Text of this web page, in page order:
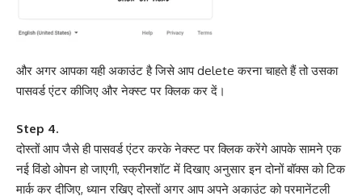
और अगर आपका यही अकाउंट है जिसे आप delete करना चाहते हैं तो उसका
पासवर्ड एंटर कीजिए और नेक्स्ट पर क्लिक कर दें।
Step 4.
दोस्तों आप जैसे ही पासवर्ड एंटर करके नेक्स्ट पर क्लिक करेंगे आपके सामने एक
नई विंडो ओपन हो जाएगी, स्क्रीनशॉट में दिखाए अनुसार इन दोनों बॉक्स को टिक
मार्क कर दीजिए, ध्यान रखिए दोस्तों अगर आप अपने अकाउंट को परमानेंटली